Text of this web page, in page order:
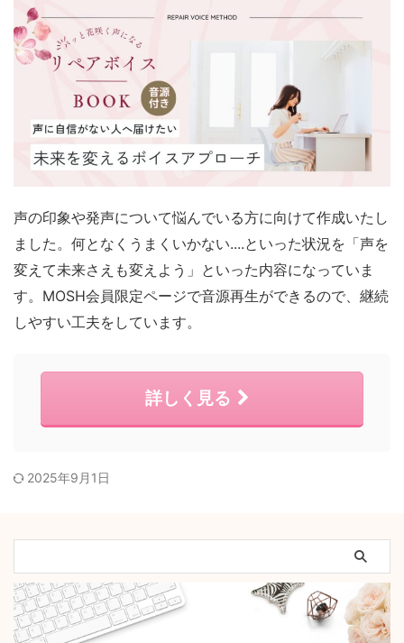
声の印象や発声について悩んでいる方に向けて作成いたし
ました。何となくうまくいかない....といった状況を「声を
変えて未来さえも変えよう」といった内容になっていま
す。MOSH会員限定ページで音源再生ができるので、継続
しやすい工夫をしています。
詳しく見る
2025年9月1日